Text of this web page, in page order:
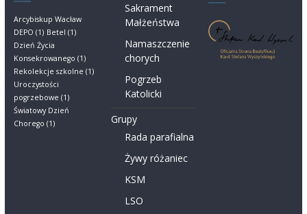
Arcybiskup Wacław
DEPO (1) Betel (1)
Dzień Życia
Konsekrowanego (1)
Rekolekcje szkolne (1)
Uroczystości
pogrzebowe (1)
Światowy Dzień
Chorego (1)
Sakrament
Małżeństwa
Namaszczenie
chorych
Pogrzeb
Katolicki
Grupy
Rada parafialna
Żywy różaniec
KSM
LSO